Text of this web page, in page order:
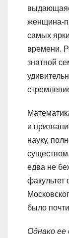
женщина-
самых
времени.
знатной
и
науку,
едва не
факультет
было
Однако